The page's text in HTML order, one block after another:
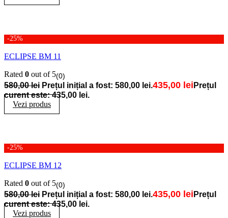
-25%
ECLIPSE BM 11
Rated 0 out of 5(0)
580,00lei Prețul inițial a fost: 580,00 lei.435,00 lei Prețul
curent este: 435,00 lei.
Vezi produs
-25%
ECLIPSE BM 12
Rated 0 out of 5(0)
580,00lei Prețul inițial a fost: 580,00 lei.435,00 lei Prețul
curent este: 435,00 lei.
Vezi produs